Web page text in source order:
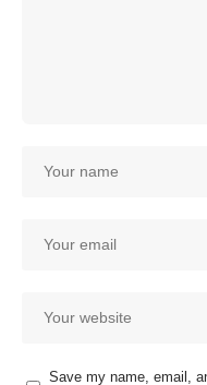
Save my name, email,